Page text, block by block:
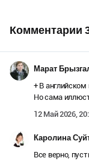
Комментарии
Марат
+ В
Но сама
12 Май 2026,
Каролина
Все верно,